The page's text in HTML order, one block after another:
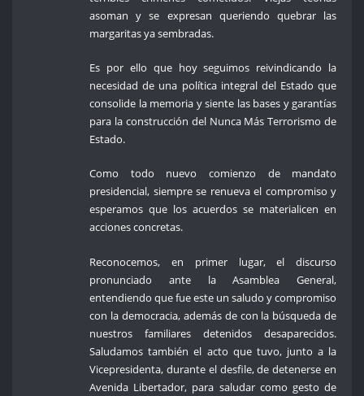
asoman y se expresan queriendo quebrar las
margaritas ya sembradas.
Es por ello que hoy seguimos reivindicando la
necesidad de una política integral del Estado que
consolide la memoria y siente las bases y garantías
para la construcción del Nunca Más Terrorismo de
Estado.
Como todo nuevo comienzo de mandato
presidencial, siempre se renueva el compromiso y
esperamos que los acuerdos se materialicen en
acciones concretas.
Reconocemos, en primer lugar, el discurso
pronunciado ante la Asamblea General,
entendiendo que fue este un saludo y compromiso
con la democracia, además de con la búsqueda de
nuestros familiares detenidos desaparecidos.
Saludamos también el acto que tuvo, junto a la
Vicepresidenta, durante el desfile, de detenerse en
Avenida Libertador, para saludar como gesto de